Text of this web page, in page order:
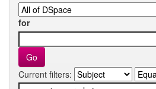
for
Current filters: